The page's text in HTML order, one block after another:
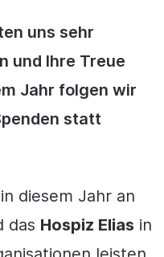
uns sehr
und Ihre Treue
Jahr folgen wir
statt
diesem Jahr an
das Hospiz Elias in